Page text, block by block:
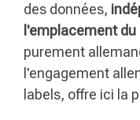
des données,
l'emplacement du
purement
l'engagement
labels, offre ici la